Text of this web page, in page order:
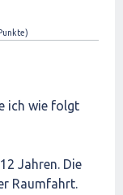
ich wie folgt
Jahren. Die
Raumfahrt.